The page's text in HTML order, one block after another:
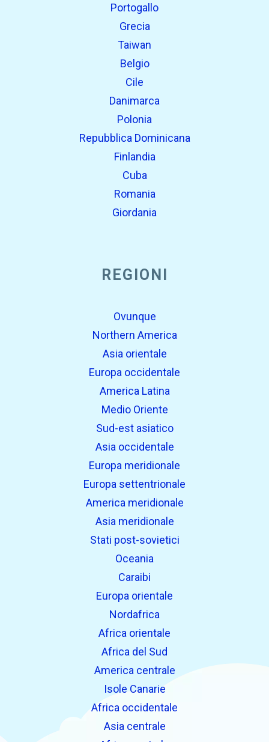
Portogallo
Grecia
Taiwan
Belgio
Cile
Danimarca
Polonia
Repubblica Dominicana
Finlandia
Cuba
Romania
Giordania
REGIONI
Ovunque
Northern America
Asia orientale
Europa occidentale
America Latina
Medio Oriente
Sud-est asiatico
Asia occidentale
Europa meridionale
Europa settentrionale
America meridionale
Asia meridionale
Stati post-sovietici
Oceania
Caraibi
Europa orientale
Nordafrica
Africa orientale
Africa del Sud
America centrale
Isole Canarie
Africa occidentale
Asia centrale